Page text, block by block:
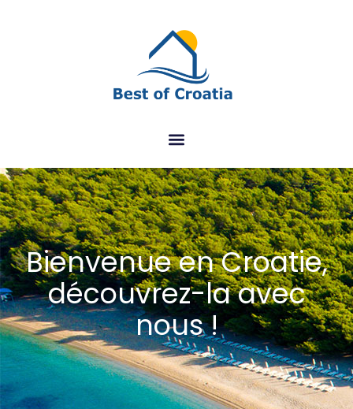
Bienvenue en Croatie,
découvrez-la avec
nous !